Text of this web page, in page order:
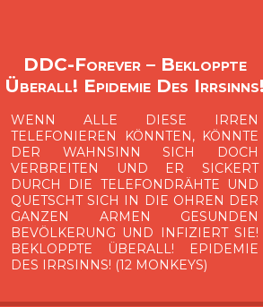
DDC-Forever – Bekloppte
Überall! Epidemie Des Irrsinns!
WENN ALLE DIESE IRREN
TELEFONIEREN KÖNNTEN, KÖNNTE
DER WAHNSINN SICH DOCH
VERBREITEN UND ER SICKERT
DURCH DIE TELEFONDRÄHTE UND
QUETSCHT SICH IN DIE OHREN DER
GANZEN ARMEN GESUNDEN
BEVÖLKERUNG UND INFIZIERT SIE!
BEKLOPPTE ÜBERALL! EPIDEMIE
DES IRRSINNS! (12 MONKEYS)